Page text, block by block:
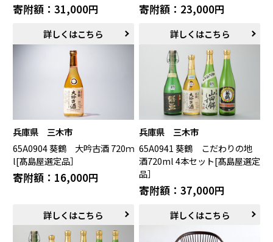
寄附額：31,000円
詳しくはこちら
寄附額：23,000円
詳しくはこちら
兵庫県 三木市
65A0904 葵鶴 大吟古酒 720ｍ
l[髙島屋選定品］
寄附額：16,000円
詳しくはこちら
兵庫県 三木市
65A0941 葵鶴 こだわりの地
酒720ml 4本セット[髙島屋選定
品］
寄附額：37,000円
詳しくはこちら